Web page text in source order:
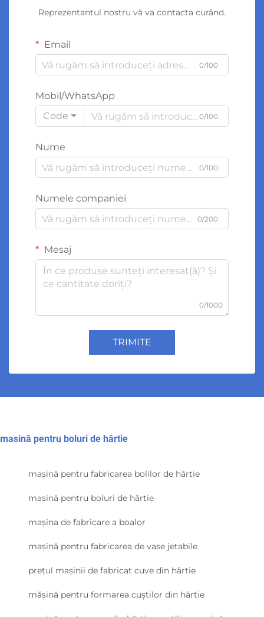
Reprezentantul nostru vă va contacta curând.
Email
0/100
Mobil/WhatsApp
Code
0/100
Nume
0/100
Numele companiei
0/200
Mesaj
0/1000
TRIMITE
masină pentru boluri de hârtie
mașină pentru fabricarea bolilor de hârtie
masină pentru boluri de hârtie
mașina de fabricare a boalor
mașină pentru fabricarea de vase jetabile
prețul mașinii de fabricat cuve din hârtie
mășină pentru formarea cuștilor din hârtie